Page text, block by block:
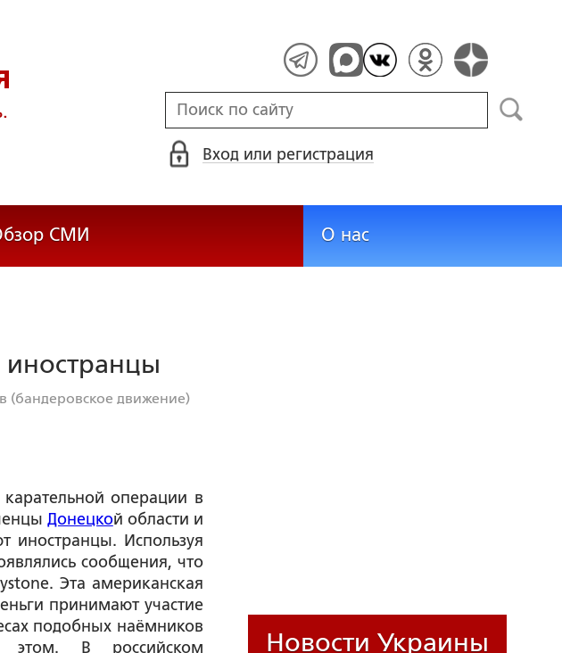
Вход или регистрация
СМИ О нас
(бандеровское движение)
операции в
Донецкой области и
иностранцы. Используя
сообщения, что
Эта американская
принимают участие
подобных наёмников
этом. В российском
Новости Украины